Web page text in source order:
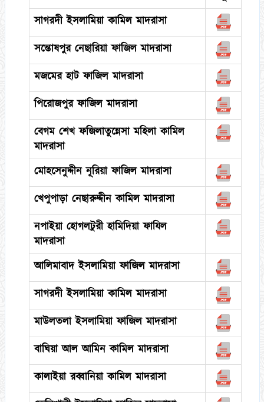
সাগরদী ইসলামিয়া কামিল মাদরাসা
সন্তোষপুর নেছারিয়া ফাজিল মাদরাসা
মজমের হাট ফাজিল মাদরাসা
পিরোজপুর ফাজিল মাদরাসা
বেগম শেখ ফজিলাতুন্নেসা মহিলা কামিল
মাদরাসা
মোহসেনুদ্দীন নূরিয়া ফাজিল মাদরাসা
খেপুপাড়া নেছারুদ্দীন কামিল মাদরাসা
নপাইয়া হোগলটুরী হামিদিয়া ফাযিল
মাদরাসা
আলিমাবাদ ইসলামিয়া ফাজিল মাদরাসা
সাগরদী ইসলামিয়া কামিল মাদরাসা
মাউলতলা ইসলামিয়া ফাজিল মাদরাসা
বাঘিয়া আল আমিন কামিল মাদরাসা
কালাইয়া রব্বানিয়া কামিল মাদরাসা